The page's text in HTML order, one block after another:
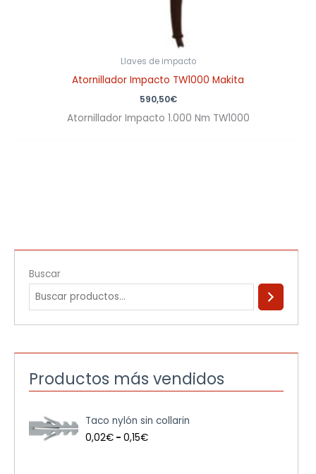
Buscar
Productos más vendidos
Taco nylón sin collarin
0,02€ - 0,15€
a
n
Llaves de impacto
Atornillador Impacto TW1000 Makita
590,50€
Atornillador Impacto 1.000 Nm TW1000